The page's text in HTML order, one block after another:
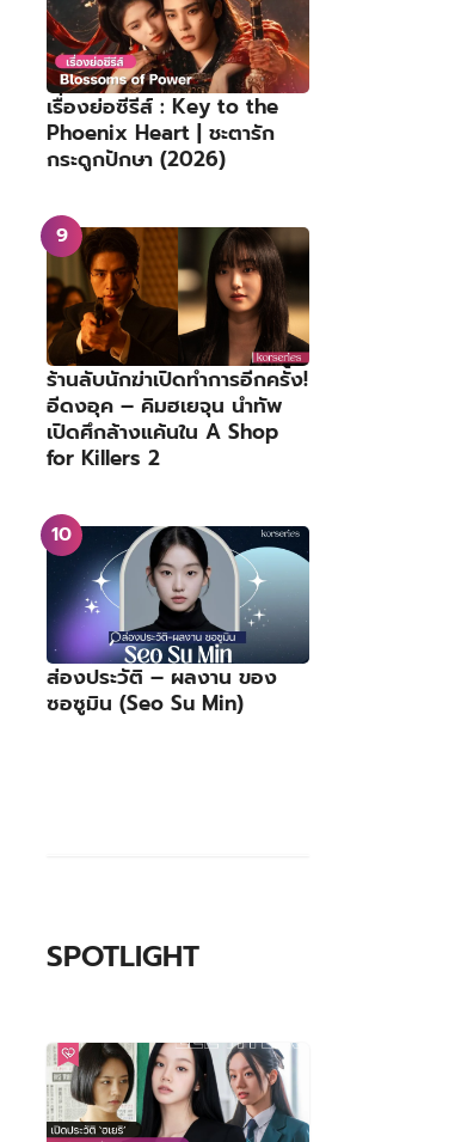
เรื่องย่อซีรีส์ : Key to the
Phoenix Heart | ชะตารัก
กระดูกปักษา (2026)
ร้านลับนักฆ่าเปิดทำการอีกครั้ง!
อีดงอุค – คิมฮเยจุน นำทัพ
เปิดศึกล้างแค้นใน A Shop
for Killers 2
ส่องประวัติ – ผลงาน ของ
ซอซูมิน (Seo Su Min)
SPOTLIGHT